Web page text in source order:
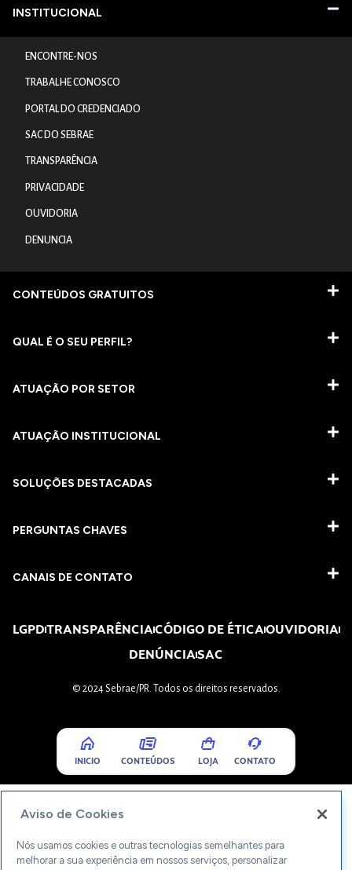
INSTITUCIONAL
ENCONTRE-NOS
TRABALHE CONOSCO
PORTAL DO CREDENCIADO
SAC DO SEBRAE
TRANSPARÊNCIA
PRIVACIDADE
OUVIDORIA
DENUNCIA
CONTEÚDOS GRATUITOS
QUAL É O SEU PERFIL?
ATUAÇÃO POR SETOR
ATUAÇÃO INSTITUCIONAL
SOLUÇÕES DESTACADAS
PERGUNTAS CHAVES​
CANAIS DE CONTATO
LGPDTRANSPARÊNCIACÓDIGO DE ÉTICAOUVIDORIA
DENÚNCIASAC
© 2024 Sebrae/PR. Todos os direitos reservados.
INICIO CONTEÚDOS LOJA CONTATO
Aviso de Cookies
Nós usamos cookies e outras tecnologias semelhantes para
melhorar a sua experiência em nossos serviços, personalizar